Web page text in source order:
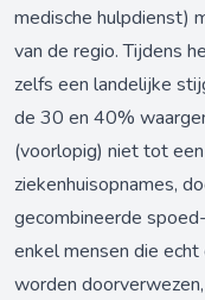
medische hulpdienst)
van de regio. Tijdens
zelfs een landelijke
de 30 en 40%
(voorlopig) niet tot
ziekenhuisopnames,
gecombineerde
enkel mensen die
worden